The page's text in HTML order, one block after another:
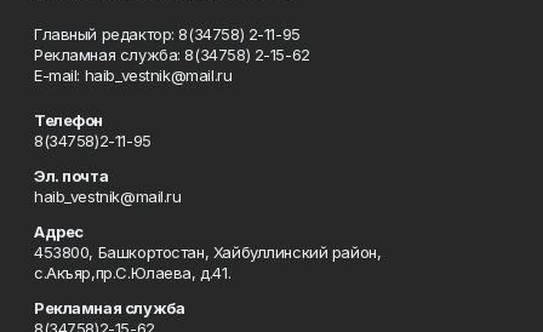
Главный редактор: 8(34758) 2-11-95
Рекламная служба: 8(34758) 2-15-62
Е-mаil: haib_vestnik@mail.ru
Телефон
8(34758)2-11-95
Эл. почта
haib_vestnik@mail.ru
Адрес
453800, Башкортостан, Хайбуллинский район,
с.Акъяр,пр.С.Юлаева, д.41.
Рекламная служба